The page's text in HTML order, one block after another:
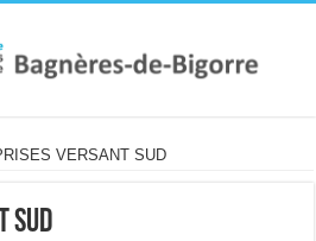
VERSANT SUD
SUD